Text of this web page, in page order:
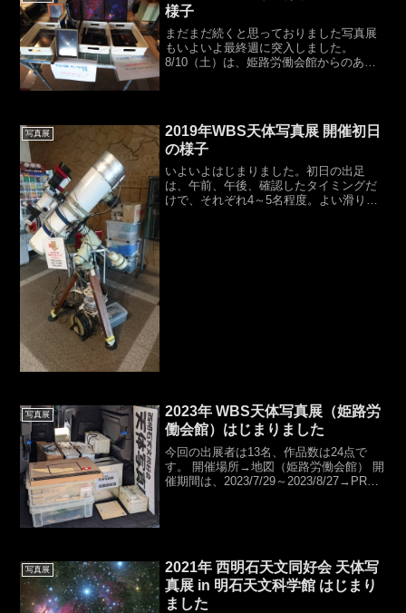
様子
まだまだ続くと思っておりました写真展
もいよいよ最終週に突入しました。
8/10（土）は、姫路労働会館からのあり
写真展
2019年WBS天体写真展 開催初日
の様子
いよいよはじまりました。初日の出足
は、午前、午後、確認したタイミングだ
けで、それぞれ4～5名程度。よい滑り出
写真展
2023年 WBS天体写真展（姫路労
働会館）はじまりました
今回の出展者は13名、作品数は24点で
す。 開催場所→地図（姫路労働会館） 開
催期間は、2023/7/29～2023/8/27→PRポ
写真展
2021年 西明石天文同好会 天体写
真展 in 明石天文科学館 はじまり
ました